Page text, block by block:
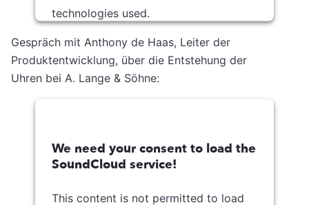
technologies used.
Powered by Usercentrics Consent
Management Platform
Gespräch mit Anthony de Haas, Leiter der
Produktentwicklung, über die Entstehung der
Uhren bei A. Lange & Söhne:
We need your consent to load the
SoundCloud service!
This content is not permitted to load